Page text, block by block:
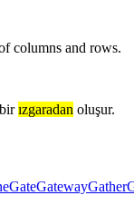
columns and rows.
ızgaradan oluşur.
GateGatewayGather